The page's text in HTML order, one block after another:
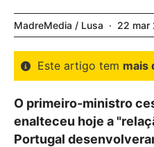
MadreMedia / Lusa 22 mar
Este artigo tem mais
O primeiro-ministro
enalteceu hoje a
Portugal